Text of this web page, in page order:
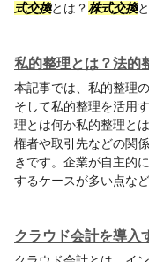
式交換とは？株式交換と
私的整理とは？法的
本記事では、私的整理
そして私的整理を活用
理とは何か私的整理と
権者や取引先などの関
きです。企業が自主的
するケースが多い点など
クラウド会計を導入